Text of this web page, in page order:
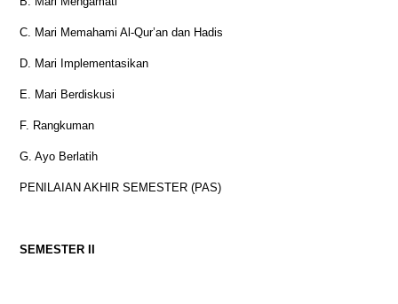
C. Mari Memahami Al-Qur’an dan Hadis
D. Mari Implementasikan
E. Mari Berdiskusi
F. Rangkuman
G. Ayo Berlatih
PENILAIAN AKHIR SEMESTER (PAS)
SEMESTER II